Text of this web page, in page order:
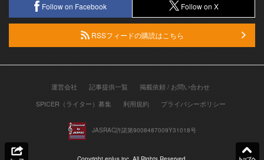
Follow on Facebook Follow on X
RSSフィードの購読はこちら
運営会社 記事提供一覧
掲載依頼 / お問い合わせ
SPICER（ライター）募集
利用規約 プライバシーポリシー
JASRAC許諾第9008487009Y31018号